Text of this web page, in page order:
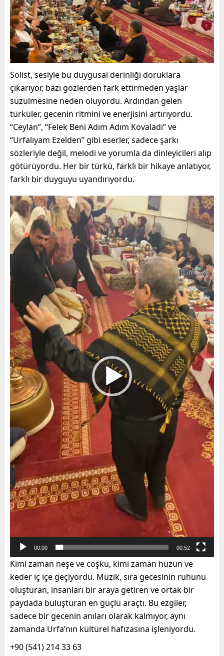
Solist, sesiyle bu duygusal derinliği doruklara
çıkarıyor, bazı gözlerden fark ettirmeden yaşlar
süzülmesine neden oluyordu. Ardından gelen
türküler, gecenin ritmini ve enerjisini artırıyordu.
“Ceylan”, “Felek Beni Adım Adım Kovaladı” ve
“Urfalıyam Ezelden” gibi eserler, sadece şarkı
sözleriyle değil, melodi ve yorumla da dinleyicileri alıp
götürüyordu. Her bir türkü, farklı bir hikaye anlatıyor,
farklı bir duyguyu uyandırıyordu.
Video
oynatıcı
00:00 00:52
Kimi zaman neşe ve coşku, kimi zaman hüzün ve
keder iç içe geçiyordu. Müzik, sıra gecesinin ruhunu
oluşturan, insanları bir araya getiren ve ortak bir
paydada buluşturan en güçlü araçtı. Bu ezgiler,
sadece bir gecenin anıları olarak kalmıyor, aynı
zamanda Urfa’nın kültürel hafızasına işleniyordu.
+90 (541) 214 33 63